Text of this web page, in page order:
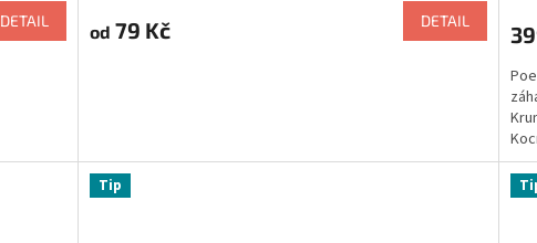
DETAIL
od 79 Kč DETAIL
Tip